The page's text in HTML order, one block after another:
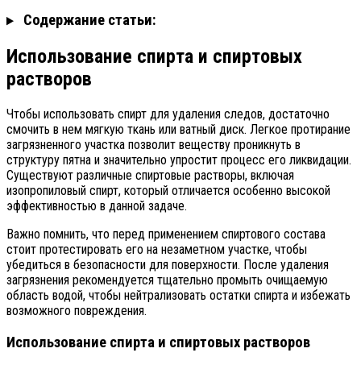
Содержание статьи:
Использование спирта и спиртовых
растворов
Чтобы использовать спирт для удаления следов, достаточно
смочить в нем мягкую ткань или ватный диск. Легкое протирание
загрязненного участка позволит веществу проникнуть в
структуру пятна и значительно упростит процесс его ликвидации.
Существуют различные спиртовые растворы, включая
изопропиловый спирт, который отличается особенно высокой
эффективностью в данной задаче.
Важно помнить, что перед применением спиртового состава
стоит протестировать его на незаметном участке, чтобы
убедиться в безопасности для поверхности. После удаления
загрязнения рекомендуется тщательно промыть очищаемую
область водой, чтобы нейтрализовать остатки спирта и избежать
возможного повреждения.
Использование спирта и спиртовых растворов